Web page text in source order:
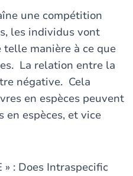
une compétition
les individus vont
manière à ce que
La relation entre la
négative. Cela
en espèces peuvent
espèces, et vice
» : Does Intraspecific